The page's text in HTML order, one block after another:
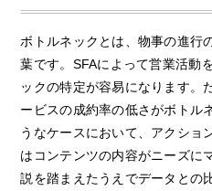
ボトルネックとは、物事の進行
葉です。SFAによって営業活動
ックの特定が容易になります。
ービスの成約率の低さがボトル
うなケースにおいて、アクショ
はコンテンツの内容がニーズに
説を踏まえたうえでデータとの